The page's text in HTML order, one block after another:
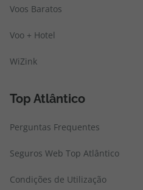
Voos Baratos
Voo + Hotel
WiZink
Top Atlântico
Perguntas Frequentes
Seguros Web Top Atlântico
Condições de Utilização